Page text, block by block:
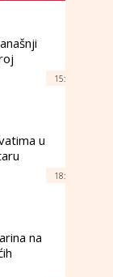
15:
u
18:
na